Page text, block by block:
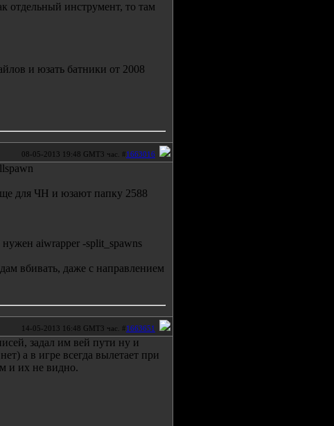
отдельный инструмент, то там
и юзать батники от 2008
08-05-2013 19:48 GMT3 час. #1663016
для ЧН и юзают папку 2588
нужен aiwrapper -split_spawns
вбивать, даже с направлением
14-05-2013 16:48 GMT3 час. #1663651
задал им вей пути ну и
а в игре всегда вылетает при
и их не видно.